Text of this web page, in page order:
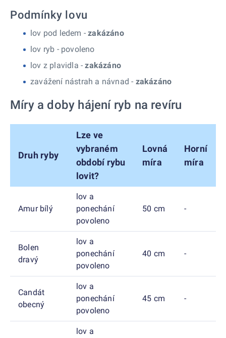
Podmínky lovu
lov pod ledem -zakázáno
lov ryb - povoleno
lov z plavidla -zakázáno
zavážení nástrah a návnad - zakázáno
Míry a doby hájení ryb na revíru
Druh ryby
Lze ve
vybraném
období rybu
lovit?
Lovná
míra
Horní
míra
Amur bílý
lov a
ponechání
povoleno
50 cm -
Bolen
dravý
lov a
ponechání
povoleno
40 cm -
Candát
obecný
lov a
ponechání
povoleno
45 cm -
lov a